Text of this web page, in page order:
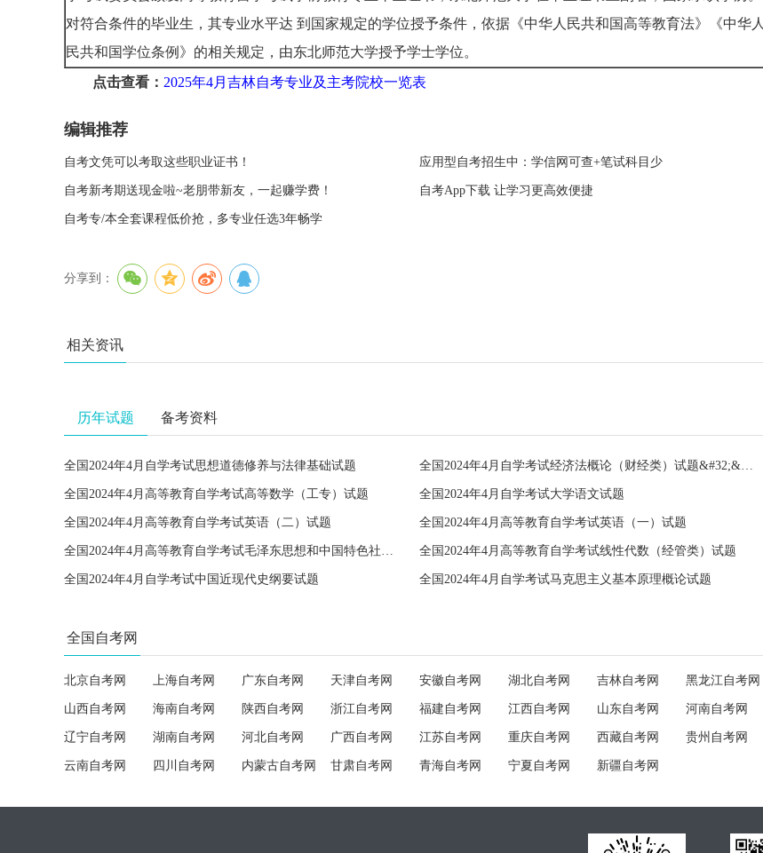
对符合条件的毕业生，其专业水平达 到国家规定的学位授予条件，依据《中华人民共和国高等教育法》《中华人
民共和国学位条例》的相关规定，由东北师范大学授予学士学位。
点击查看： 2025年4月吉林自考专业及主考院校一览表
编辑推荐
自考文凭可以考取这些职业证书！ 应用型自考招生中：学信网可查+笔试科目少
自考新考期送现金啦~老朋带新友，一起赚学费！ 自考App下载 让学习更高效便捷
自考专/本全套课程低价抢，多专业任选3年畅学
分享到：
相关资讯
历年试题 备考资料
全国2024年4月自学考试思想道德修养与法律基础试题 全国2024年4月自学考试经济法概论（财经类）试题&#32;&#32;
全国2024年4月高等教育自学考试高等数学（工专）试题 全国2024年4月自学考试大学语文试题
全国2024年4月高等教育自学考试英语（二）试题 全国2024年4月高等教育自学考试英语（一）试题
全国2024年4月高等教育自学考试毛泽东思想和中国特色社会主义理论体系概论试题 全国2024年4月高等教育自学考试线性代数（经管类）试题
全国2024年4月自学考试中国近现代史纲要试题 全国2024年4月自学考试马克思主义基本原理概论试题
全国自考网
北京自考网 上海自考网 广东自考网 天津自考网 安徽自考网 湖北自考网 吉林自考网 黑龙江自考网
山西自考网 海南自考网 陕西自考网 浙江自考网 福建自考网 江西自考网 山东自考网 河南自考网
辽宁自考网 湖南自考网 河北自考网 广西自考网 江苏自考网 重庆自考网 西藏自考网 贵州自考网
云南自考网 四川自考网 内蒙古自考网 甘肃自考网 青海自考网 宁夏自考网 新疆自考网